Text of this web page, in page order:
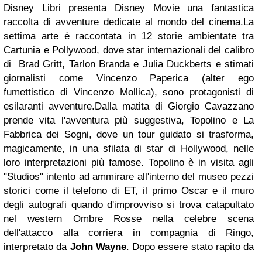
Disney Libri presenta Disney Movie una fantastica
raccolta di avventure dedicate al mondo del cinema.La
settima arte è raccontata in 12 storie ambientate tra
Cartunia e Pollywood, dove star internazionali del calibro
di Brad Gritt, Tarlon Branda e Julia Duckberts e stimati
giornalisti come Vincenzo Paperica (alter ego
fumettistico di Vincenzo Mollica), sono protagonisti di
esilaranti avventure.Dalla matita di Giorgio Cavazzano
prende vita l'avventura più suggestiva, Topolino e La
Fabbrica dei Sogni, dove un tour guidato si trasforma,
magicamente, in una sfilata di star di Hollywood, nelle
loro interpretazioni più famose. Topolino è in visita agli
"Studios" intento ad ammirare all'interno del museo pezzi
storici come il telefono di ET, il primo Oscar e il muro
degli autografi quando d'improvviso si trova catapultato
nel western Ombre Rosse nella celebre scena
dell'attacco alla corriera in compagnia di Ringo,
interpretato da John Wayne. Dopo essere stato rapito da